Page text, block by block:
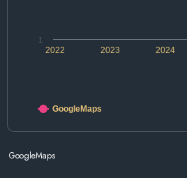
2022 2024
2023
1
GoogleMaps
GoogleMaps